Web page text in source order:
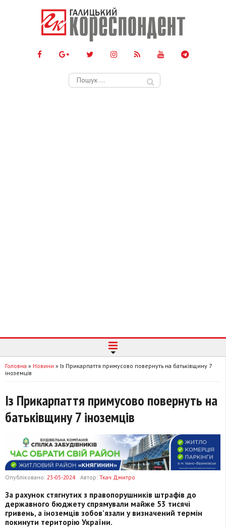
Пошук:
Головна » Новини » Із Прикарпаття примусово повернуть на батьківщину 7
іноземців
Із Прикарпаття примусово повернуть на
батьківщину 7 іноземців
Опубліковано: 23-05-2024 Автор: Ткач Дмитро
За рахунок стягнутих з правопорушників штрафів до
державного бюджету спрямували майже 53 тисячі
гривень, а іноземців зобов’язали у визначений термін
покинути територію України.